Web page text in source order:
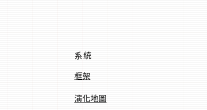
系統
框架
演化地圖